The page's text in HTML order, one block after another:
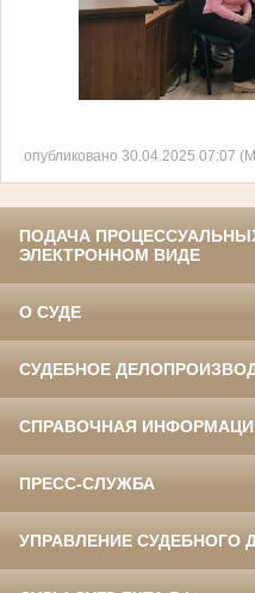
опубликовано 30.04.2025 07:07
ПОДАЧА
ЭЛЕКТРОННОМ ВИДЕ
О СУДЕ
СУДЕБНОЕ
СПРАВОЧНАЯ
ПРЕСС-СЛУЖБА
УПРАВЛЕНИЕ СУДЕБНОГО